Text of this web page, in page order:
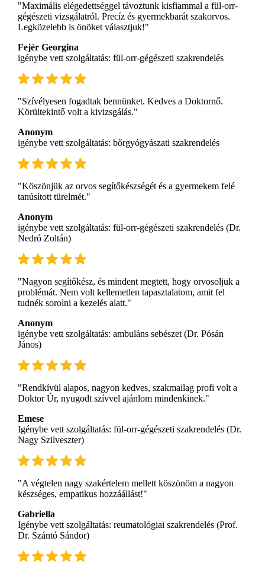
"Maximális elégedettséggel távoztunk kisfiammal a fül-orr-
gégészeti vizsgálatról. Precíz és gyermekbarát szakorvos.
Legközelebb is önöket választjuk!"
Fejér Georgina
igénybe vett szolgáltatás: fül-orr-gégészeti szakrendelés
"Szívélyesen fogadtak bennünket. Kedves a Doktornő.
Körültekintő volt a kivizsgálás."
Anonym
igénybe vett szolgáltatás: bőrgyógyászati szakrendelés
"Köszönjük az orvos segítőkészségét és a gyermekem felé
tanúsított türelmét."
Anonym
igénybe vett szolgáltatás: fül-orr-gégészeti szakrendelés (Dr.
Nedró Zoltán)
"Nagyon segítőkész, és mindent megtett, hogy orvosoljuk a
problémát. Nem volt kellemetlen tapasztalatom, amit fel
tudnék sorolni a kezelés alatt."
Anonym
igénybe vett szolgáltatás: ambuláns sebészet (Dr. Pósán
János)
"Rendkívül alapos, nagyon kedves, szakmailag profi volt a
Doktor Úr, nyugodt szívvel ajánlom mindenkinek."
Emese
Igénybe vett szolgáltatás: fül-orr-gégészeti szakrendelés (Dr.
Nagy Szilveszter)
"A végtelen nagy szakértelem mellett köszönöm a nagyon
készséges, empatikus hozzáállást!"
Gabriella
Igénybe vett szolgáltatás: reumatológiai szakrendelés (Prof.
Dr. Szántó Sándor)